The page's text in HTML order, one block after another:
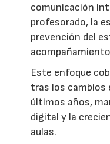
comunicación
profesorado, la
prevención del
Este enfoque
tras los cambios
últimos años,
digital y la
aulas.